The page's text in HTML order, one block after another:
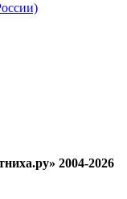
2004-2026